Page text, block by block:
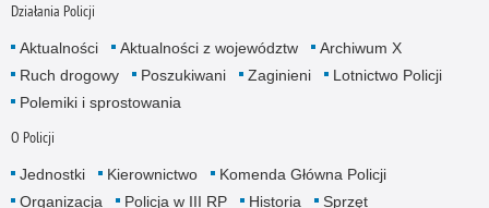
Działania Policji
Aktualności Aktualności z województw
Archiwum X
Ruch drogowy
Poszukiwani Zaginieni
Lotnictwo Policji
Polemiki i sprostowania
O Policji
Jednostki Kierownictwo
Komenda Główna Policji
Organizacja
Policja w III RP Historia
Sprzęt